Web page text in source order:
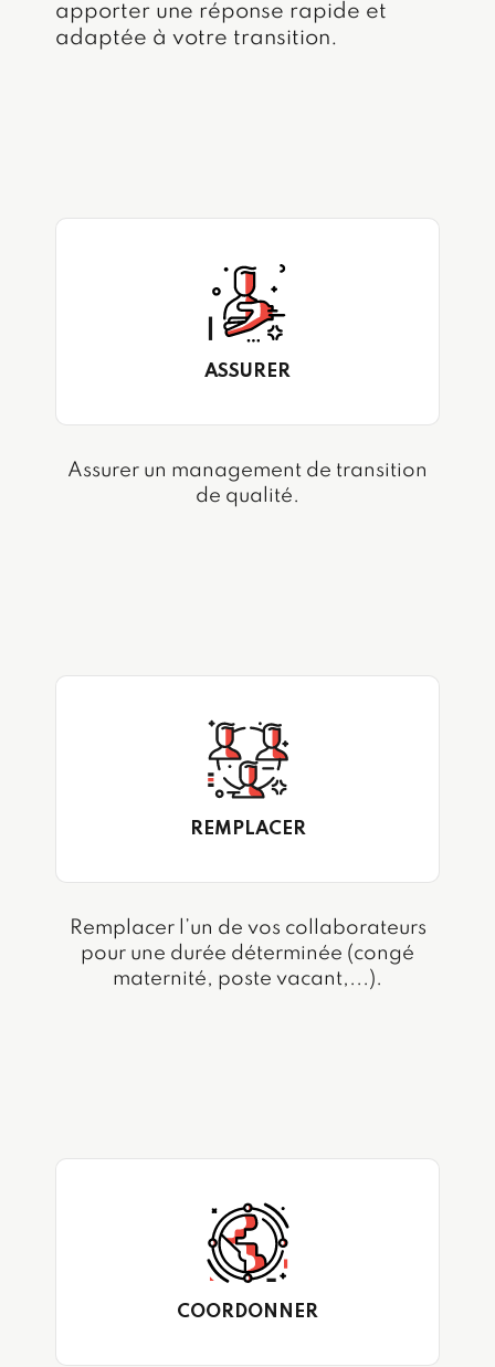
apporter une réponse rapide et
adaptée à votre transition.
ASSURER
Assurer un management de transition
de qualité.
REMPLACER
Remplacer l’un de vos collaborateurs
pour une durée déterminée (congé
maternité, poste vacant,...).
COORDONNER